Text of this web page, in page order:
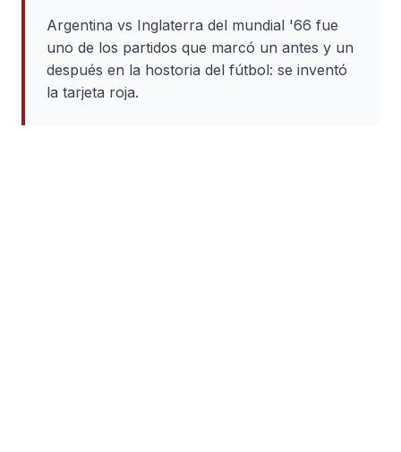
Argentina vs Inglaterra del mundial '66 fue
uno de los partidos que marcó un antes y un
después en la hostoria del fútbol: se inventó
la tarjeta roja.